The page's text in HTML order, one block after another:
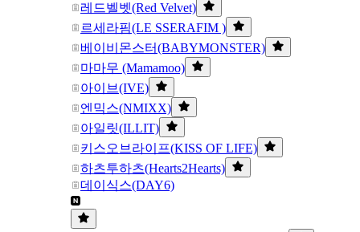
레드벨벳(Red Velvet)
르세라핌(LE SSERAFIM )
베이비몬스터(BABYMONSTER)
마마무 (Mamamoo)
아이브(IVE)
엔믹스(NMIXX)
아일릿(ILLIT)
키스오브라이프(KISS OF LIFE)
하츠투하츠(Hearts2Hearts)
데이식스(DAY6)